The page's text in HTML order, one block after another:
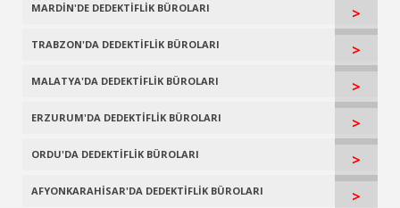
MARDİN'DE DEDEKTİFLİK BÜROLARI >
TRABZON'DA DEDEKTİFLİK BÜROLARI >
MALATYA'DA DEDEKTİFLİK BÜROLARI >
ERZURUM'DA DEDEKTİFLİK BÜROLARI >
ORDU'DA DEDEKTİFLİK BÜROLARI >
AFYONKARAHİSAR'DA DEDEKTİFLİK BÜROLARI >